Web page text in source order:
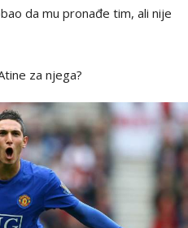
da mu pronađe tim, ali nije
za njega?